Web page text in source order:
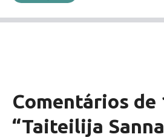
Comentários de
“Taiteilija Sanna